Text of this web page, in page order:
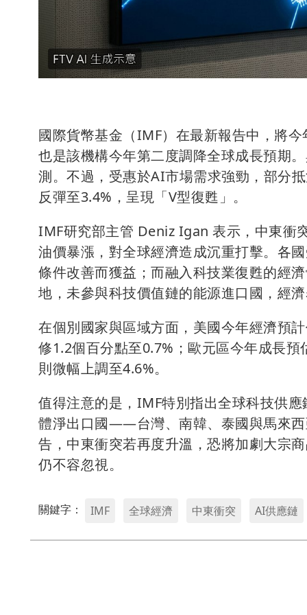
國際貨幣基金（IMF）在最新報告中，將
也是該機構今年第二度調降全球成長預期
測。不過，受惠於AI市場需求強勁，部分
反彈至3.4%，呈現「V型復甦」。
IMF研究部主管 Deniz Igan 表示，中東
油價暴漲，對全球經濟造成沉重打擊。各
條件改善而獲益；而融入科技業復甦的經
地，未參與科技價值鏈的能源進口國，經
在個別國家與區域方面，美國今年經濟預
修1.2個百分點至0.7%；歐元區今年成長
則微幅上調至4.6%。
值得注意的是，IMF特別指出全球科技供
體淨出口國——台灣、南韓、泰國與馬來
告，中東衝突若再度升溫，恐將加劇大宗
仍不容忽視。
關鍵字： IMF 全球經濟 中東衝突 AI供應鏈